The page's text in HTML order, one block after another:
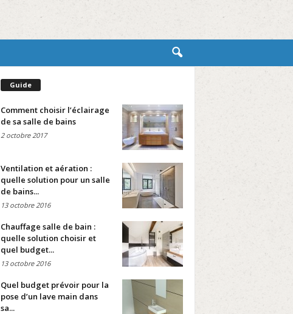
Guide
Comment choisir l’éclairage
de sa salle de bains
2 octobre 2017
Ventilation et aération :
quelle solution pour un salle
de bains...
13 octobre 2016
Chauffage salle de bain :
quelle solution choisir et
quel budget...
13 octobre 2016
Quel budget prévoir pour la
pose d’un lave main dans
sa...